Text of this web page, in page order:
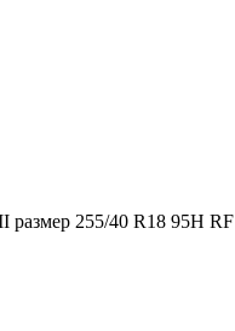
255/40 R18 95H RF